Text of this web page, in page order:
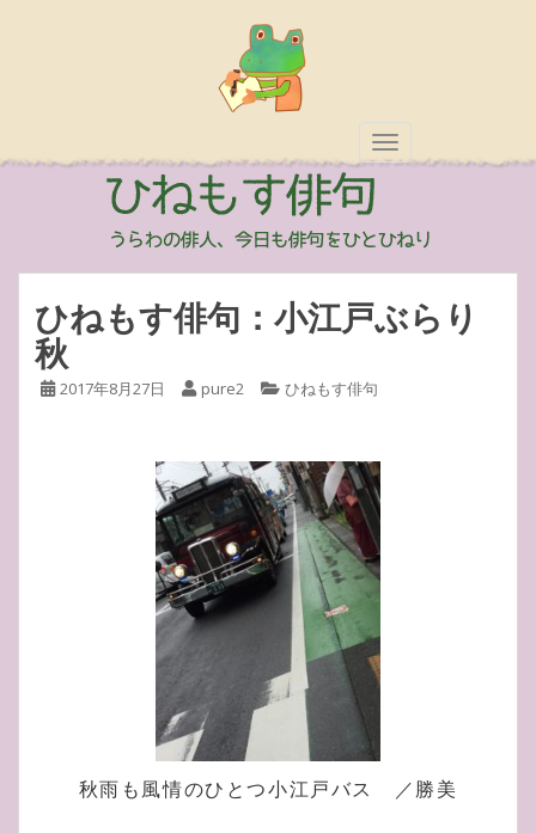
TOGGLE
ひねもす俳句：小江戸ぶらり
秋
2017年8月27日 pure2 ひねもす俳句
秋雨も風情のひとつ小江戸バス ／勝美